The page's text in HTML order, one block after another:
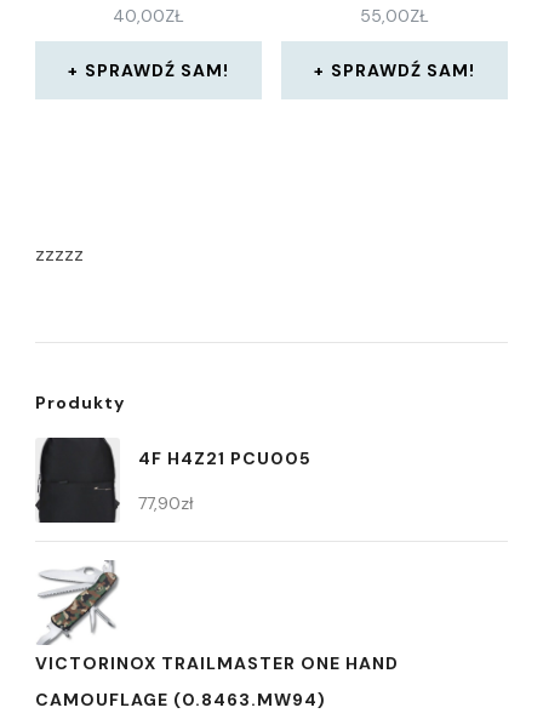
40,00ZŁ
SPRAWDŹ SAM!
55,00ZŁ
SPRAWDŹ SAM!
zzzzz
Produkty
4F H4Z21 PCU005
77,90zł
VICTORINOX TRAILMASTER ONE HAND
CAMOUFLAGE (0.8463.MW94)